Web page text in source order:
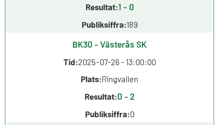
Resultat:1 - 0
Publiksiffra:189
BK30 - Västerås SK
Tid:2025-07-26 - 13:00:00
Plats:Ringvallen
Resultat:0 - 2
Publiksiffra:0